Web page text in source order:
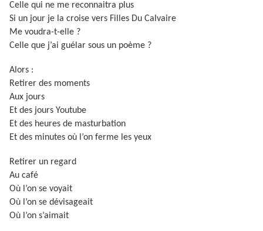
Celle qui ne me reconnaitra plus
Si un jour je la croise vers Filles Du Calvaire
Me voudra-t-elle ?
Celle que j’ai guélar sous un poème ?
Alors :
Retirer des moments
Aux jours
Et des jours Youtube
Et des heures de masturbation
Et des minutes où l’on ferme les yeux
Retirer un regard
Au café
Où l’on se voyait
Où l’on se dévisageait
Où l’on s’aimait